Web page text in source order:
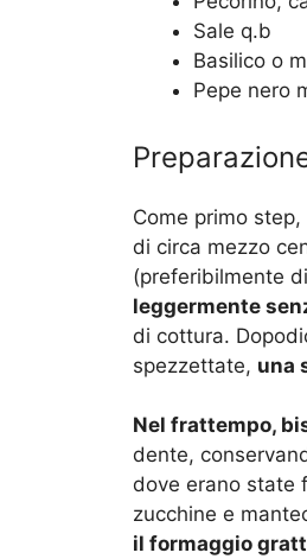
Sale q.b
Basilico o
Pepe nero
Come primo
di circa mezzo
(preferibilmente
leggermente
di cottura.
spezzettate, una
Nel frattempo,
dente,
dove erano state
zucchine e
il formaggio